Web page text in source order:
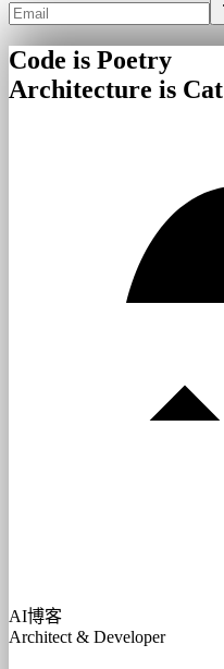
Code is Poetry
Architecture is Cat
AI博客
Architect & Developer